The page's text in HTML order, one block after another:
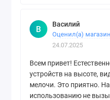
В Василий
Оценил(а)
24.07.2025
Всем привет!
устройств на высоте,
мелочи. Это приятно.
использованию не